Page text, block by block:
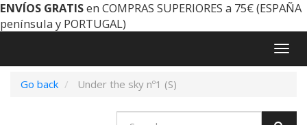
ENVÍOS GRATISen COMPRAS SUPERIORES a 75€ (ESPAÑA
península y PORTUGAL)
Go back
Under the sky nº1 (S)